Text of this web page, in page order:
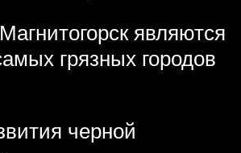
являются
грязных городов
черной